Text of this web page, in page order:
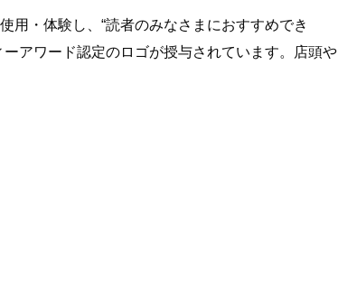
用・体験し、“読者のみなさまにおすすめでき
アワード認定のロゴが授与されています。店頭や